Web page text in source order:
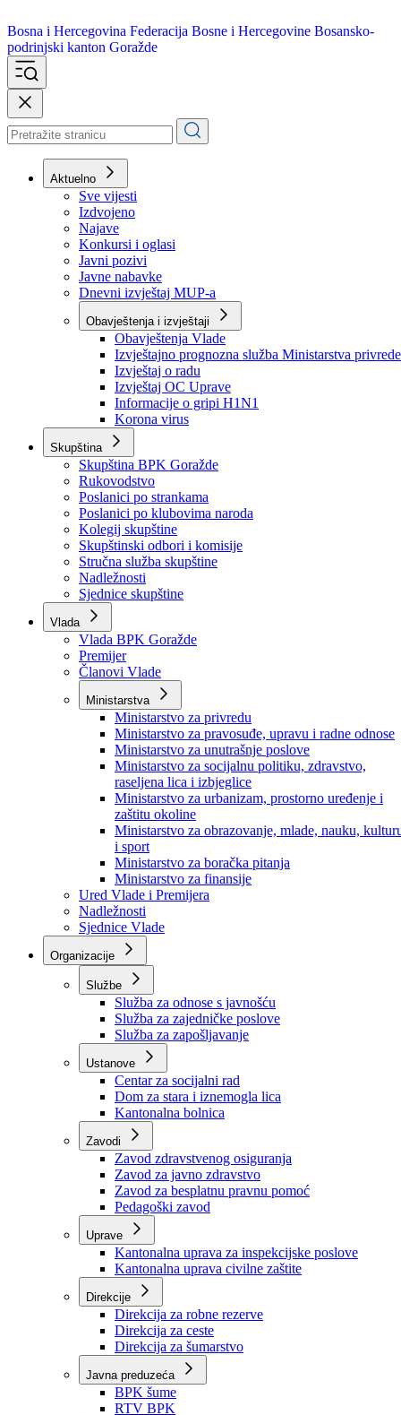
Bosna i Hercegovina
podrinjski kanton Goražde
Aktuelno
Sve vijesti
Izdvojeno
Najave
Konkursi i oglasi
Javni pozivi
Javne nabavke
Dnevni izvještaj MUP-a
Obavještenja i izvještaji
Obavještenja Vlade
Izvještajno prognozna služba Ministarstva privrede
Izvještaj o radu
Izvještaj OC Uprave
Informacije o gripi H1N1
Korona virus
Skupština
Skupština BPK Goražde
Rukovodstvo
Poslanici po strankama
Poslanici po klubovima naroda
Kolegij skupštine
Skupštinski odbori i komisije
Stručna služba skupštine
Nadležnosti
Sjednice skupštine
Vlada
Vlada BPK Goražde
Premijer
Članovi Vlade
Ministarstva
Ministarstvo za privredu
Ministarstvo za pravosuđe, upravu i radne odnose
Ministarstvo za unutrašnje poslove
Ministarstvo za socijalnu politiku, zdravstvo,
raseljena lica i izbjeglice
Ministarstvo za urbanizam, prostorno uređenje i
zaštitu okoline
Ministarstvo za obrazovanje, mlade, nauku,
i sport
Ministarstvo za boračka pitanja
Ministarstvo za finansije
Ured Vlade i Premijera
Nadležnosti
Sjednice Vlade
Organizacije
Službe
Služba za odnose s javnošću
Služba za zajedničke poslove
Služba za zapošljavanje
Ustanove
Centar za socijalni rad
Dom za stara i iznemogla lica
Kantonalna bolnica
Zavodi
Zavod zdravstvenog osiguranja
Zavod za javno zdravstvo
Zavod za besplatnu pravnu pomoć
Pedagoški zavod
Kantonalna uprava za inspekcijske poslove
Kantonalna uprava civilne zaštite
Direkcije
Direkcija za robne rezerve
Direkcija za ceste
Direkcija za šumarstvo